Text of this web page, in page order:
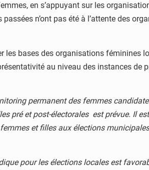
en s’appuyant sur les
n’ont pas été à l’attente des
les bases des organisations féminines
au niveau des instances de
permanent des femmes
pré et post-électorales est prévue. Il
et filles aux élections
pour les élections locales est